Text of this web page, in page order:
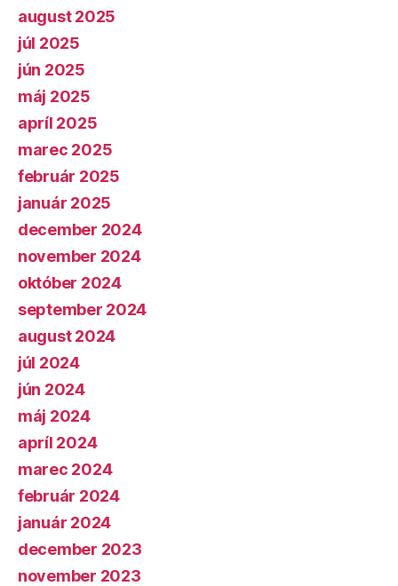
august 2025
júl 2025
jún 2025
máj 2025
apríl 2025
marec 2025
február 2025
január 2025
december 2024
november 2024
október 2024
september 2024
august 2024
júl 2024
jún 2024
máj 2024
apríl 2024
marec 2024
február 2024
január 2024
december 2023
november 2023